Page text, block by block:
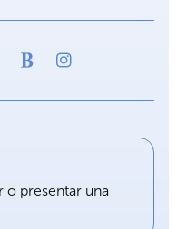
o presentar una